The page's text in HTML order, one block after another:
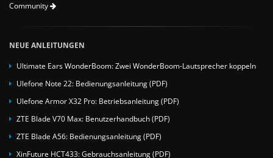
Community
NEUE ANLEITUNGEN
Ultimate Ears WonderBoom: Zwei WonderBoom-Lautsprecher koppeln
Ulefone Note 22: Bedienungsanleitung (PDF)
Ulefone Armor X32 Pro: Betriebsanleitung (PDF)
ZTE Blade V70 Max: Benutzerhandbuch (PDF)
ZTE Blade A56: Bedienungsanleitung (PDF)
XinFuture HCT433: Gebrauchsanleitung (PDF)